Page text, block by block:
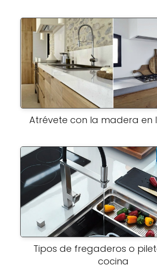
Atrévete con la madera en
Tipos de fregaderos o
cocina